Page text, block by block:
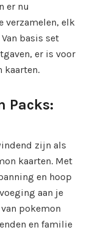
er nu
verzamelen, elk
basis set
er is voor
kaarten.
Packs:
zijn als
kaarten. Met
en hoop
aan je
pokemon
en familie